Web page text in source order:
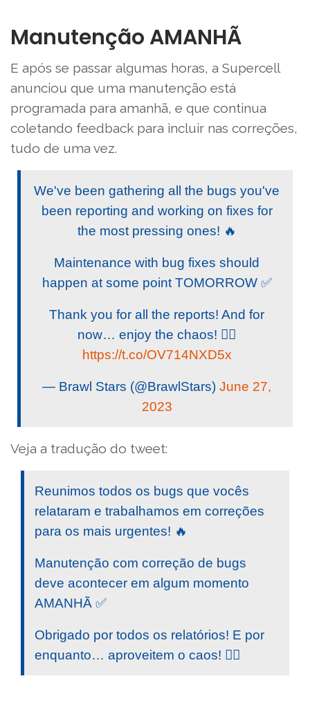
Manutenção AMANHÃ
E após se passar algumas horas, a Supercell
anunciou que uma manutenção está
programada para amanhã, e que continua
coletando feedback para incluir nas correções,
tudo de uma vez.
We've been gathering all the bugs you've
been reporting and working on fixes for
the most pressing ones! 🔥
Maintenance with bug fixes should
happen at some point TOMORROW ✅
Thank you for all the reports! And for
now… enjoy the chaos! 🙆‍♀️
https://t.co/OV714NXD5x
— Brawl Stars (@BrawlStars) June 27,
2023
Veja a tradução do tweet:
Reunimos todos os bugs que vocês
relataram e trabalhamos em correções
para os mais urgentes! 🔥
Manutenção com correção de bugs
deve acontecer em algum momento
AMANHÃ ✅
Obrigado por todos os relatórios! E por
enquanto… aproveitem o caos! 🙆‍♀️